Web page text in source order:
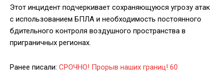
Этот инцидент подчеркивает сохраняющуюся угрозу атак
с использованием БПЛА и необходимость постоянного
бдительного контроля воздушного пространства в
приграничных регионах.
Ранее писали: СРОЧНО! Прорыв наших границ! 60